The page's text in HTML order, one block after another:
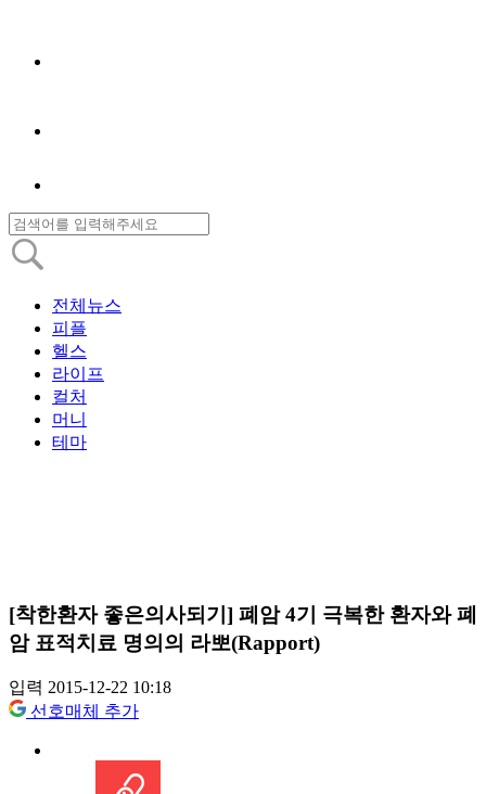
전체뉴스
피플
헬스
라이프
컬처
머니
테마
[착한환자 좋은의사되기] 폐암 4기 극복한 환자와 폐
암 표적치료 명의의 라뽀(Rapport)
입력 2015-12-22 10:18
선호매체 추가